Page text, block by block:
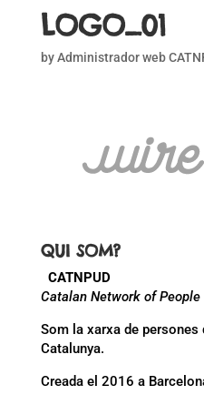
LOGO_01
byAdministrador web
QUI SOM?
CATNPUD
Catalan Network of People
Som la xarxa de persones
Catalunya.
Creada el 2016 a